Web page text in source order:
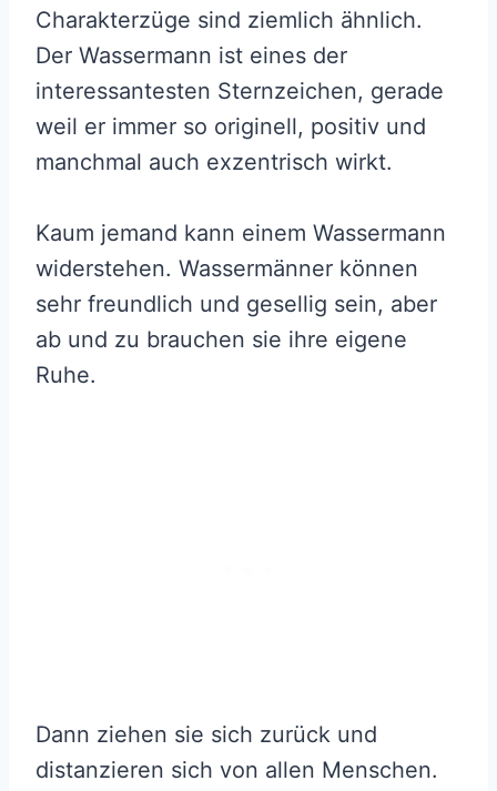
Charakterzüge sind ziemlich ähnlich.
Der Wassermann ist eines der
interessantesten Sternzeichen, gerade
weil er immer so originell, positiv und
manchmal auch exzentrisch wirkt.
Kaum jemand kann einem Wassermann
widerstehen. Wassermänner können
sehr freundlich und gesellig sein, aber
ab und zu brauchen sie ihre eigene
Ruhe.
Dann ziehen sie sich zurück und
distanzieren sich von allen Menschen.